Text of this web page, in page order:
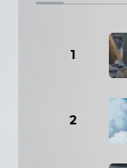
1
2